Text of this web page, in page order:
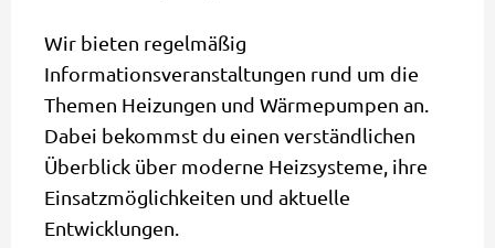
Wir bieten regelmäßig
Informationsveranstaltungen rund um die
Themen Heizungen und Wärmepumpen an.
Dabei bekommst du einen verständlichen
Überblick über moderne Heizsysteme, ihre
Einsatzmöglichkeiten und aktuelle
Entwicklungen.